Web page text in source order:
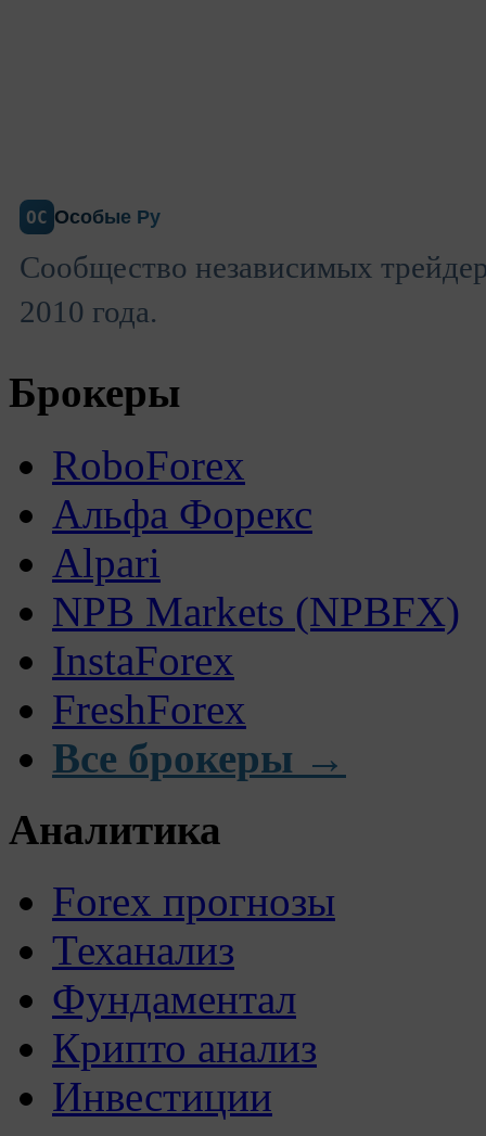
ОС Особые Ру
Сообщество независимых
2010 года.
Брокеры
RoboForex
Альфа Форекс
Alpari
NPB Markets (NPBFX)
InstaForex
FreshForex
Все брокеры →
Аналитика
Forex прогнозы
Теханализ
Фундаментал
Крипто анализ
Инвестиции